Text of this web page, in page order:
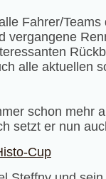
Fahrer/
vergangene
alle aktuellen
schon mehr
setzt er nun
Cup